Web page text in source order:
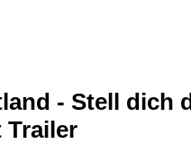
- Stell dich
Trailer